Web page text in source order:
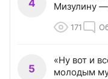
4
Мизулину —
171
5
«Ну вот и
молодым